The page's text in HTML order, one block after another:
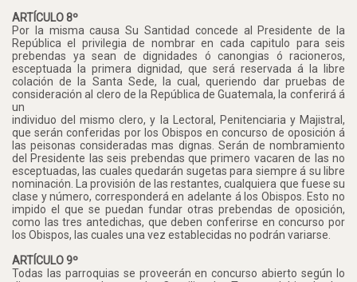
ARTÍCULO 8º
Por la misma causa Su Santidad concede al Presidente de la
República el privilegia de nombrar en cada capitulo para seis
prebendas ya sean de dignidades ó canongias ó racioneros,
esceptuada la primera dignidad, que será reservada á la libre
colación de la Santa Sede, la cual, queriendo dar pruebas de
consideración al clero de la República de Guatemala, la conferirá á
un
individuo del mismo clero, y la Lectoral, Penitenciaria y Majistral,
que serán conferidas por los Obispos en concurso de oposición á
las peisonas consideradas mas dignas. Serán de nombramiento
del Presidente las seis prebendas que primero vacaren de las no
esceptuadas, las cuales quedarán sugetas para siempre á su libre
nominación. La provisión de las restantes, cualquiera que fuese su
clase y número, corresponderá en adelante á los Obispos. Esto no
impido el que se puedan fundar otras prebendas de oposición,
como las tres antedichas, que deben conferirse en concurso por
los Obispos, las cuales una vez establecidas no podrán variarse.
ARTÍCULO 9º
Todas las parroquias se proveerán en concurso abierto según lo